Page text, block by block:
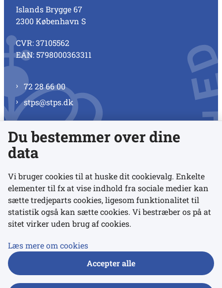
Islands Brygge 67
2300 København S
CVR: 37105562
EAN: 5798000363311
72 28 66 00
stps@stps.dk
Se alle kontaktnumre
Links
Udgivelser
Du bestemmer over dine
data
Vi bruger cookies til at huske dit cookievalg. Enkelte
elementer til fx at vise indhold fra sociale medier kan
sætte tredjeparts cookies, ligesom funktionalitet til
statistik også kan sætte cookies. Vi bestræber os på at
sitet virker uden brug af cookies.
Læs mere om cookies
Accepter alle